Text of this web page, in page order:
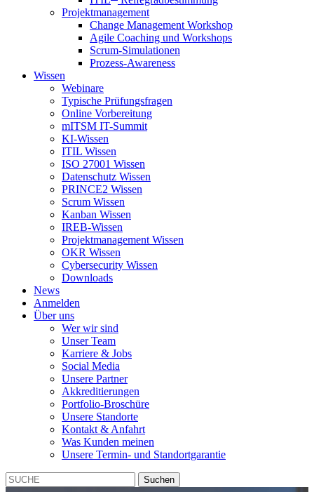
Projektmanagement
Change Management Workshop
Agile Coaching und Workshops
Scrum-Simulationen
Prozess-Awareness
Wissen
Webinare
Typische Prüfungsfragen
Online Vorbereitung
mITSM IT-Summit
KI-Wissen
ITIL Wissen
ISO 27001 Wissen
Datenschutz Wissen
PRINCE2 Wissen
Scrum Wissen
Kanban Wissen
IREB-Wissen
Projektmanagement Wissen
OKR Wissen
Cybersecurity Wissen
Downloads
News
Anmelden
Über uns
Wer wir sind
Unser Team
Karriere & Jobs
Social Media
Unsere Partner
Akkreditierungen
Portfolio-Broschüre
Unsere Standorte
Kontakt & Anfahrt
Was Kunden meinen
Unsere Termin- und Standortgarantie
Suchen